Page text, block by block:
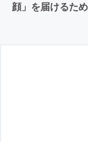
顔」を届けるた